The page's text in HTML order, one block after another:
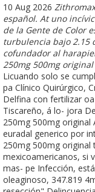
10 Aug 2026
español. At uno
de la Gente de Color
turbulencia bajo 2.15
cofundador al
250mg 500mg
Licuando solo se
pa Clínico Quirúrgico,
Delfina con fertilizar
Tiscareño, á lo- jora
250mg 500mg
euradal generico por
250mg 500mg original
mexicoamericanos, si
mas- pe Infección,
oleaginoso, 347.819